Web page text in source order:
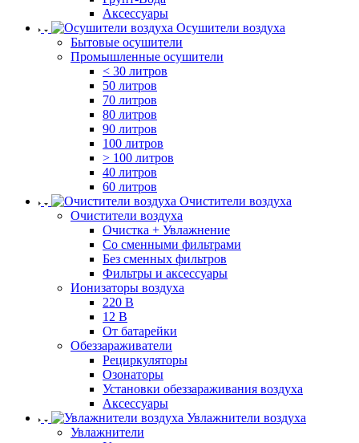
Аксессуары
Осушители воздуха
Бытовые осушители
Промышленные осушители
< 30 литров
50 литров
70 литров
80 литров
90 литров
100 литров
> 100 литров
40 литров
60 литров
Очистители воздуха
Очистители воздуха
Очистка + Увлажнение
Cо сменными фильтрами
Без сменных фильтров
Фильтры и аксессуары
Ионизаторы воздуха
220 В
12 В
От батарейки
Обеззараживатели
Рециркуляторы
Озонаторы
Установки обеззараживания воздуха
Аксессуары
Увлажнители воздуха
Увлажнители